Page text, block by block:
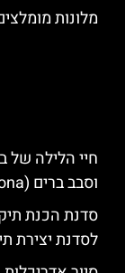
מלונות
וסבב ברים (Barcelona)
לסדנת יצירת